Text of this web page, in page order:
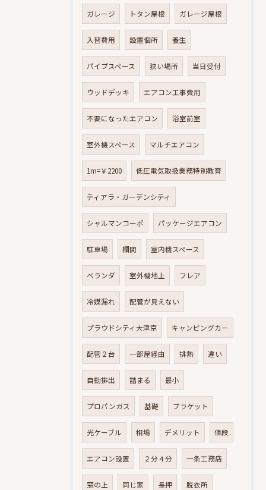
ガレージ トタン屋根 ガレージ屋根
入替費用 設置個所 養生
パイプスペース 狭い場所 当日受付
ウッドデッキ エアコン工事費用
不要になったエアコン 浴室前室
室外機スペース マルチエアコン
1m=￥2200 低圧電気取扱業務特別教育
ティアラ・ガーデンシティ
シャルマンコーポ パッケージエアコン
駐車場 欄間 室内機スペース
ベランダ 室外機地上 フレア
冷媒漏れ 配管が見えない
プラウドシティ大津京 キャンピングカー
配管２台 一部屋経由 排熱 違い
自動排出 詰まる 最小
プロパンガス 基礎 ブラケット
光ケーブル 相場 デメリット 値段
エアコン設置 ２分４分 一条工務店
窓の上 同じ家 長押 脱衣所